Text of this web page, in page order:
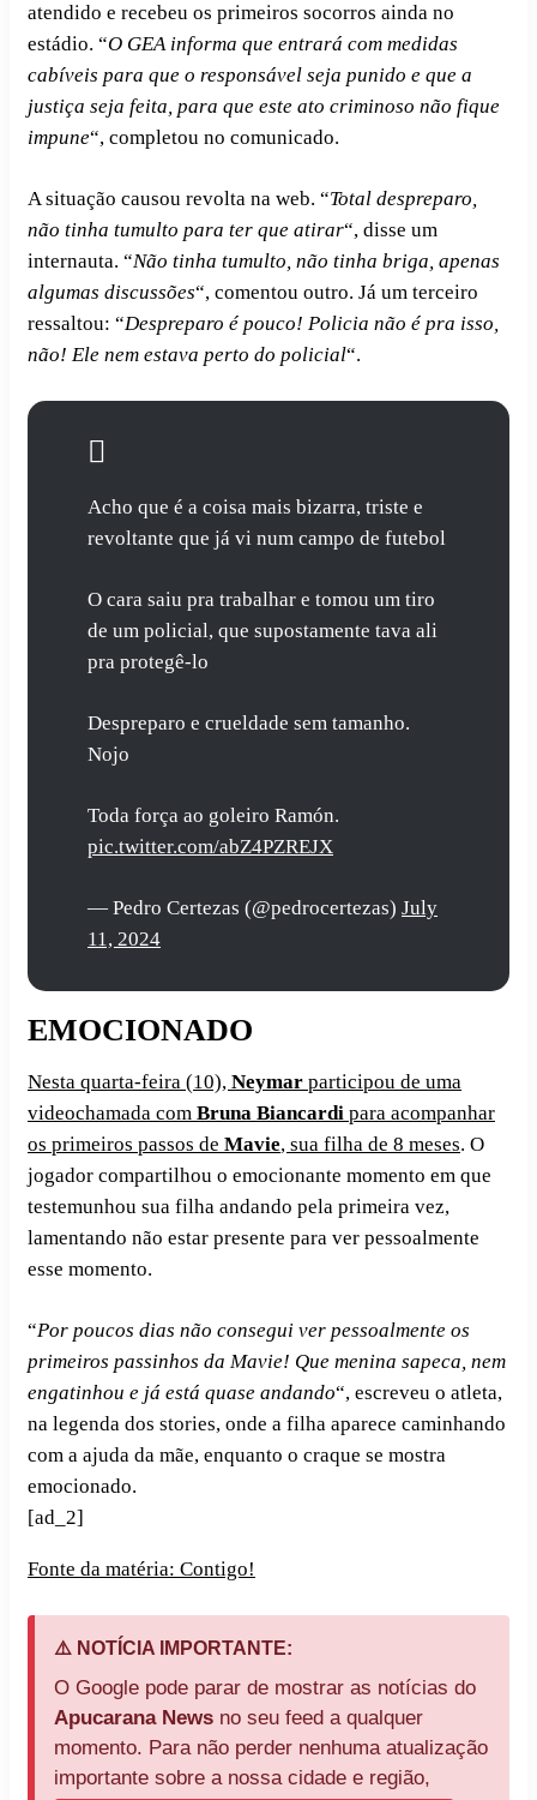
atendido e recebeu os primeiros socorros ainda no
estádio. “O GEA informa que entrará com medidas
cabíveis para que o responsável seja punido e que a
justiça seja feita, para que este ato criminoso não fique
impune“, completou no comunicado.
A situação causou revolta na web. “Total despreparo,
não tinha tumulto para ter que atirar“, disse um
internauta. “Não tinha tumulto, não tinha briga, apenas
algumas discussões“, comentou outro. Já um terceiro
ressaltou: “Despreparo é pouco! Policia não é pra isso,
não! Ele nem estava perto do policial“.
Acho que é a coisa mais bizarra, triste e
revoltante que já vi num campo de futebol
O cara saiu pra trabalhar e tomou um tiro
de um policial, que supostamente tava ali
pra protegê-lo
Despreparo e crueldade sem tamanho.
Nojo
Toda força ao goleiro Ramón.
pic.twitter.com/abZ4PZREJX
— Pedro Certezas (@pedrocertezas) July
11, 2024
EMOCIONADO
Nesta quarta-feira (10), Neymar participou de uma
videochamada com Bruna Biancardi para acompanhar
os primeiros passos de Mavie, sua filha de 8 meses. O
jogador compartilhou o emocionante momento em que
testemunhou sua filha andando pela primeira vez,
lamentando não estar presente para ver pessoalmente
esse momento.
“Por poucos dias não consegui ver pessoalmente os
primeiros passinhos da Mavie! Que menina sapeca, nem
engatinhou e já está quase andando“, escreveu o atleta,
na legenda dos stories, onde a filha aparece caminhando
com a ajuda da mãe, enquanto o craque se mostra
emocionado.
[ad_2]
Fonte da matéria: Contigo!
⚠️ NOTÍCIA IMPORTANTE:
O Google pode parar de mostrar as notícias do
Apucarana News no seu feed a qualquer
momento. Para não perder nenhuma atualização
importante sobre a nossa cidade e região,